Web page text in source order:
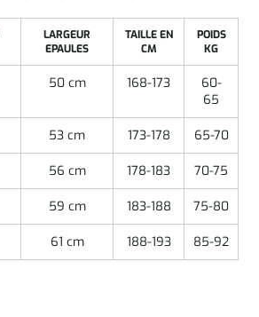
LARGEUR
EPAULES
TAILLE EN
CM
POIDS
KG
50 cm 168-173
60-
65
53 cm 173-178 65-70
56 cm 178-183 70-75
59 cm 183-188 75-80
61 cm 188-193 85-92